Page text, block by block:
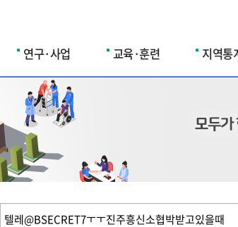
연구·사업 교육·훈련 지역통